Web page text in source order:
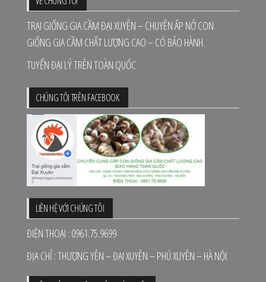
TRẠI GIỐNG GIA CẦM ĐẠI XUYÊN – CHUYÊN ẤP NỞ CON
GIỐNG GIA CẦM CHẤT LƯỢNG CAO – CÓ BẢO HÀNH.
TUYỂN ĐẠI LÝ TRÊN TOÀN QUỐC
CHÚNG TÔI TRÊN FACEBOOK
LIÊN HỆ VỚI CHÚNG TÔI
ĐIỆN THOẠI : 0961.75.9699
ĐỊA CHỈ : THƯỢNG YÊN – ĐẠI XUYÊN – PHÚ XUYÊN – HÀ NỘI.